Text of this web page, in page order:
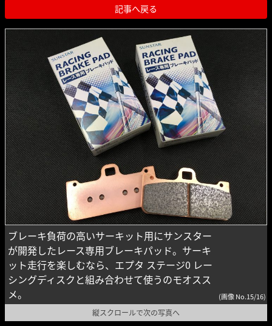
記事へ戻る
ブレーキ負荷の高いサーキット用にサンスター
が開発したレース専用ブレーキパッド。サーキ
ット走行を楽しむなら、エプタ ステージ0 レー
シングディスクと組み合わせて使うのモオスス
メ。
(画像 No.15/16)
縦スクロールで次の写真へ